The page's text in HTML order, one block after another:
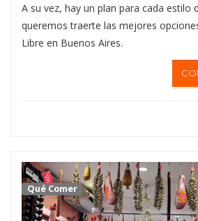
A su vez, hay un plan para cada estilo
queremos traerte las mejores
Libre en Buenos Aires.
Qué Comer